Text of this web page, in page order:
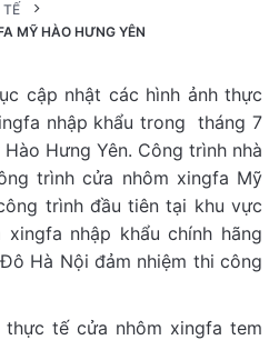
TẾ
MỸ HÀO HƯNG YÊN
cập nhật các hình ảnh thực
nhập khẩu trong tháng 7
Hưng Yên. Công trình nhà
trình cửa nhôm xingfa Mỹ
trình đầu tiên tại khu vực
nhập khẩu chính hãng
Hà Nội đảm nhiệm thi công
tế cửa nhôm xingfa tem